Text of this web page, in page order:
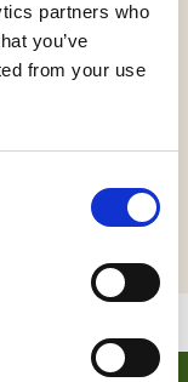
partners who
you’ve
from your use
is ons
meer
betrokken.
die tijd,
welkom
Cultuur Café